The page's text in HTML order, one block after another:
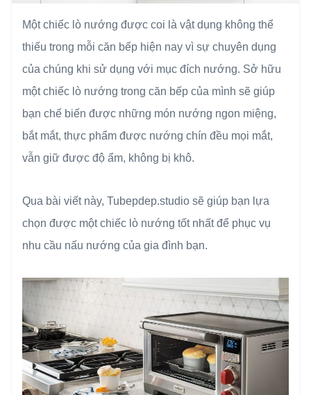
Một chiếc lò nướng được coi là vật dụng không thể
thiếu trong mỗi căn bếp hiện nay vì sự chuyên dụng
của chúng khi sử dụng với mục đích nướng. Sở hữu
một chiếc lò nướng trong căn bếp của mình sẽ giúp
bạn chế biến được những món nướng ngon miệng,
bắt mắt, thực phẩm được nướng chín đều mọi mắt,
vẫn giữ được độ ẩm, không bị khô.
Qua bài viết này, Tubepdep.studio sẽ giúp bạn lựa
chọn được một chiếc lò nướng tốt nhất để phục vụ
nhu cầu nấu nướng của gia đình bạn.